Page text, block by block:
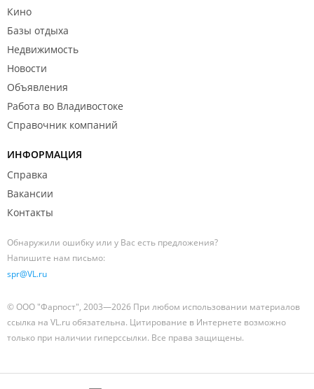
Кино
Базы отдыха
Недвижимость
Новости
Объявления
Работа во Владивостоке
Справочник компаний
ИНФОРМАЦИЯ
Справка
Вакансии
Контакты
Обнаружили ошибку или у Вас есть предложения?
Напишите нам письмо:
spr@VL.ru
© ООО "Фарпост", 2003—2026 При любом использовании материалов
ссылка на VL.ru обязательна. Цитирование в Интернете возможно
только при наличии гиперссылки. Все права защищены.